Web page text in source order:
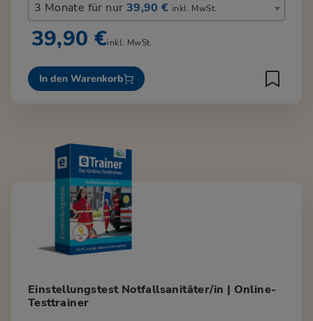
3 Monate für nur 39,90 € inkl. MwSt.
39,90 €inkl. MwSt.
In den Warenkorb
Einstellungstest Notfallsanitäter/in | Online-
Testtrainer